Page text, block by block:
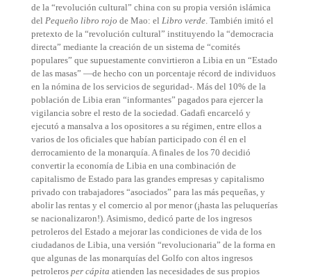
de la “revolución cultural” china con su propia versión islámica
del Pequeño libro rojo de Mao: el Libro verde. También imitó el
pretexto de la “revolución cultural” instituyendo la “democracia
directa” mediante la creación de un sistema de “comités
populares” que supuestamente convirtieron a Libia en un “Estado
de las masas” —de hecho con un porcentaje récord de individuos
en la nómina de los servicios de seguridad-. Más del 10% de la
población de Libia eran “informantes” pagados para ejercer la
vigilancia sobre el resto de la sociedad. Gadafi encarceló y
ejecutó a mansalva a los opositores a su régimen, entre ellos a
varios de los oficiales que habían participado con él en el
derrocamiento de la monarquía. A finales de los 70 decidió
convertir la economía de Libia en una combinación de
capitalismo de Estado para las grandes empresas y capitalismo
privado con trabajadores “asociados” para las más pequeñas, y
abolir las rentas y el comercio al por menor (¡hasta las peluquerías
se nacionalizaron!). Asimismo, dedicó parte de los ingresos
petroleros del Estado a mejorar las condiciones de vida de los
ciudadanos de Libia, una versión “revolucionaria” de la forma en
que algunas de las monarquías del Golfo con altos ingresos
petroleros per cápita atienden las necesidades de sus propios